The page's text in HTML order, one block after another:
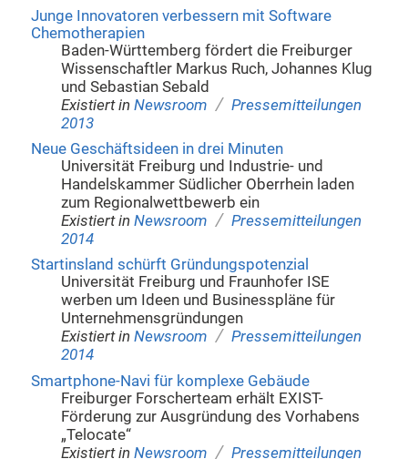
Junge Innovatoren verbessern mit Software
Chemotherapien
Baden-Württemberg fördert die Freiburger
Wissenschaftler Markus Ruch, Johannes Klug
und Sebastian Sebald
Existiert in Newsroom / Pressemitteilungen
2013
Neue Geschäftsideen in drei Minuten
Universität Freiburg und Industrie- und
Handelskammer Südlicher Oberrhein laden
zum Regionalwettbewerb ein
Existiert in Newsroom / Pressemitteilungen
2014
Startinsland schürft Gründungspotenzial
Universität Freiburg und Fraunhofer ISE
werben um Ideen und Businesspläne für
Unternehmensgründungen
Existiert in Newsroom / Pressemitteilungen
2014
Smartphone-Navi für komplexe Gebäude
Freiburger Forscherteam erhält EXIST-
Förderung zur Ausgründung des Vorhabens
„Telocate“
Existiert in Newsroom / Pressemitteilungen